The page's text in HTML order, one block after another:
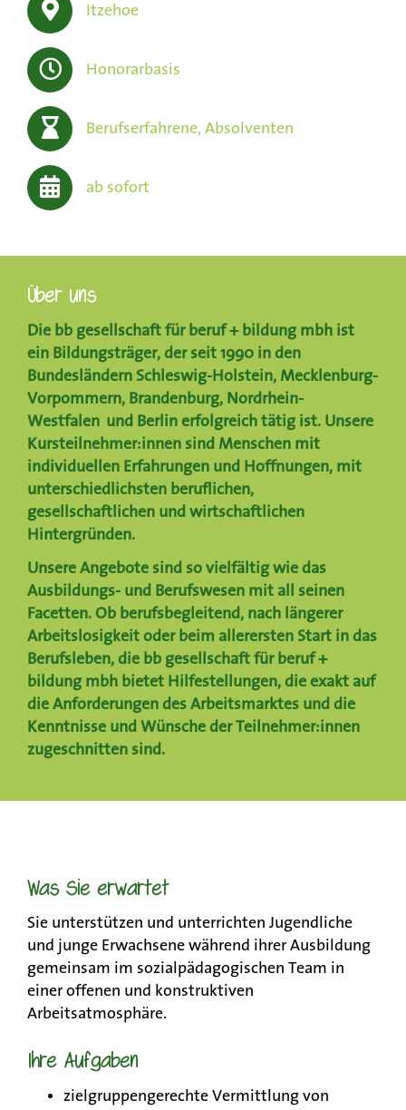
Itzehoe
Honorarbasis
Berufserfahrene, Absolventen
ab sofort
Über uns
Die bb gesellschaft für beruf + bildung mbh ist
ein Bildungsträger, der seit 1990 in den
Bundesländern Schleswig-Holstein, Mecklenburg-
Vorpommern, Brandenburg, Nordrhein-
Westfalen und Berlinerfolgreich tätig ist. Unsere
Kursteilnehmer:innen sind Menschen mit
individuellen Erfahrungen und Hoffnungen, mit
unterschiedlichsten beruflichen,
gesellschaftlichen und wirtschaftlichen
Hintergründen.
Unsere Angebote sind so vielfältig wie das
Ausbildungs- und Berufswesen mit all seinen
Facetten. Ob berufsbegleitend, nach längerer
Arbeitslosigkeit oder beim allerersten Start in das
Berufsleben, die bb gesellschaft für beruf +
bildung mbh bietet Hilfestellungen, die exakt auf
die Anforderungen des Arbeitsmarktes und die
Kenntnisse und Wünsche der Teilnehmer:innen
zugeschnitten sind.
Was Sie erwartet
Sie unterstützen und unterrichten Jugendliche
und junge Erwachsene während ihrer Ausbildung
gemeinsam im sozialpädagogischen Team in
einer offenen und konstruktiven
Arbeitsatmosphäre.
Ihre Aufgaben
zielgruppengerechte Vermittlung von